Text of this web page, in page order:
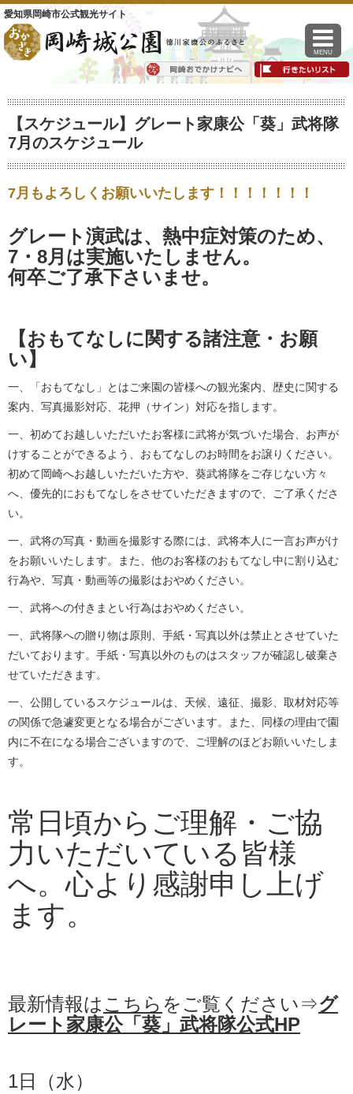
愛知県岡崎市公式観光サイト
MENU
【スケジュール】グレート家康公「葵」武将隊
7月のスケジュール
7月もよろしくお願いいたします！！！！！！！
グレート演武は、熱中症対策のため、
7・8月は実施いたしません。
何卒ご了承下さいませ。
【おもてなしに関する諸注意・お願
い】
一、「おもてなし」とはご来園の皆様への観光案内、歴史に関する
案内、写真撮影対応、花押（サイン）対応を指します。
一、初めてお越しいただいたお客様に武将が気づいた場合、お声が
けすることができるよう、おもてなしのお時間をお譲りください。
初めて岡崎へお越しいただいた方や、葵武将隊をご存じない方々
へ、優先的におもてなしをさせていただきますので、ご了承くださ
い。
一、武将の写真・動画を撮影する際には、武将本人に一言お声がけ
をお願いいたします。また、他のお客様のおもてなし中に割り込む
行為や、写真・動画等の撮影はおやめください。
一、武将への付きまとい行為はおやめください。
一、武将隊への贈り物は原則、手紙・写真以外は禁止とさせていた
だいております。手紙・写真以外のものはスタッフが確認し破棄さ
せていただきます。
一、公開しているスケジュールは、天候、遠征、撮影、取材対応等
の関係で急遽変更となる場合がございます。また、同様の理由で園
内に不在になる場合ございますので、ご理解のほどお願いいたしま
す。
常日頃からご理解・ご協
力いただいている皆様
へ。心より感謝申し上げ
ます。
最新情報は こちら をご覧ください⇒グ
レート家康公「葵」武将隊公式HP
1日（水）